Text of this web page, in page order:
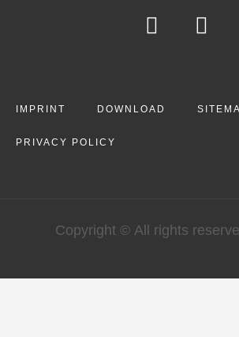
IMPRINT DOWNLOAD
PRIVACY POLICY
Copyright © All rights